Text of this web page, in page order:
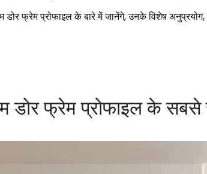
डोर फ्रेम प्रोफाइल के बारे में जानेंगे, उनके विशेष
डोर फ्रेम प्रोफाइल के सबसे